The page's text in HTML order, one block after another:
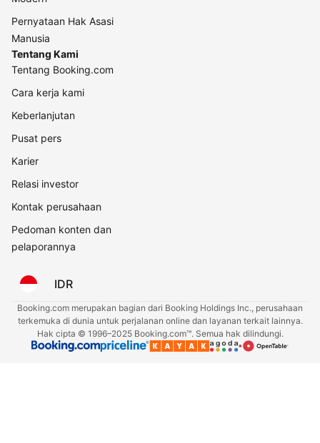
Pernyataan Hak Asasi
Manusia
Tentang Kami
Tentang Booking.com
Cara kerja kami
Keberlanjutan
Pusat pers
Karier
Relasi investor
Kontak perusahaan
Pedoman konten dan
pelaporannya
IDR
Booking.com merupakan bagian dari Booking Holdings Inc., perusahaan
terkemuka di dunia untuk perjalanan online dan layanan terkait lainnya.
Hak cipta © 1996–2025 Booking.com™. Semua hak dilindungi.